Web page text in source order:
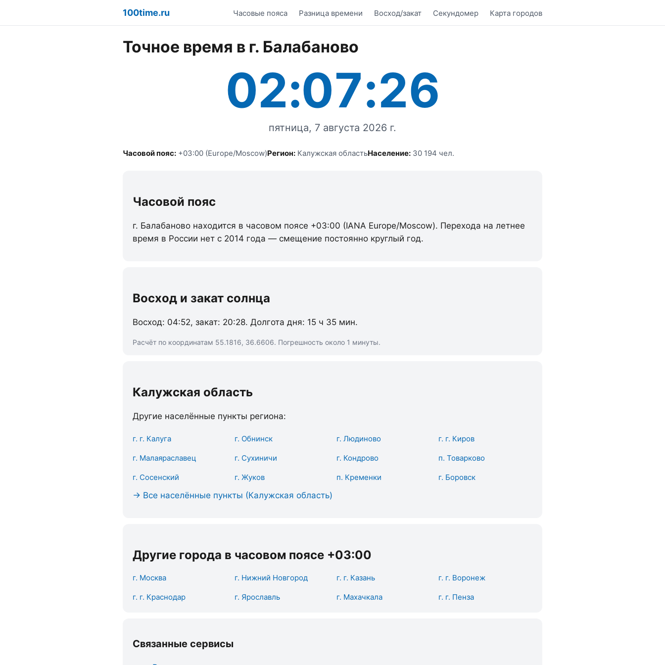
100time.ru Часовые пояса Разница времени Восход/закат Секундомер Карта городов
Точное время в г. Балабаново
02:07:26
пятница, 7 августа 2026 г.
Часовой пояс: +03:00 (Europe/Moscow)Регион: Калужская областьНаселение: 30 194 чел.
Часовой пояс
г. Балабаново находится в часовом поясе +03:00 (IANA Europe/Moscow). Перехода на летнее
время в России нет с 2014 года — смещение постоянно круглый год.
Восход и закат солнца
Восход: 04:52, закат: 20:28. Долгота дня: 15 ч 35 мин.
Расчёт по координатам 55.1816, 36.6606. Погрешность около 1 минуты.
Калужская область
Другие населённые пункты региона:
г. г. Калуга г. Обнинск г. Людиново г. г. Киров
г. Малаяраславец г. Сухиничи г. Кондрово п. Товарково
г. Сосенский г. Жуков п. Кременки г. Боровск
→ Все населённые пункты (Калужская область)
Другие города в часовом поясе +03:00
г. Москва г. Нижний Новгород г. г. Казань г. г. Воронеж
г. г. Краснодар г. Ярославль г. Махачкала г. г. Пенза
Связанные сервисы